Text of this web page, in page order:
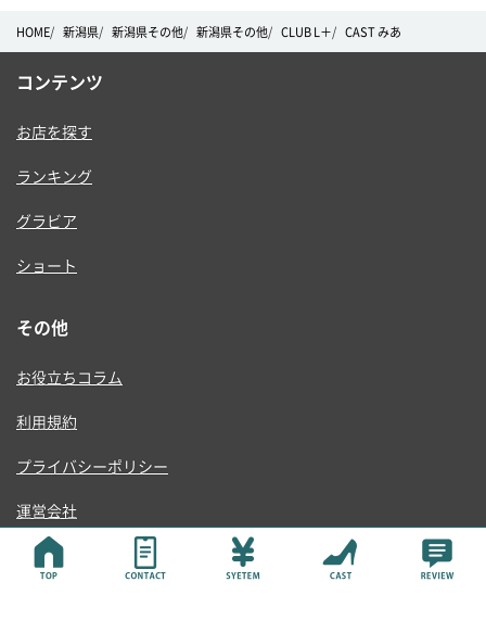
HOME 新潟県 新潟県その他 新潟県その他 CLUB L＋ CAST みあ
コンテンツ
お店を探す
ランキング
グラビア
ショート
その他
お役立ちコラム
利用規約
プライバシーポリシー
運営会社
© ONE RISE , K.K.